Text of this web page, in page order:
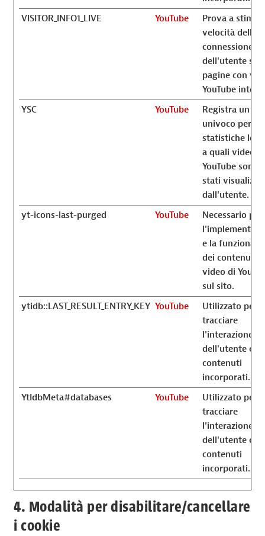
VISITOR_INFO1_LIVE
YouTube
Prova a
velocità della
connessione
dell'utente su
pagine con
YouTube
YSC
YouTube
Registra un ID
univoco per
statistiche
a quali video
YouTube sono
stati
dall'utente.
yt-icons-last-purged
YouTube
Necessario per
e la
dei contenuti
video di
sul sito.
ytidb::LAST_RESULT_ENTRY_KEY YouTube
Utilizzato per
tracciare
l'interazione
dell'utente
contenuti
incorporati.
YtIdbMeta#databases
YouTube
Utilizzato per
tracciare
l'interazione
dell'utente
contenuti
incorporati.
4. Modalità per disabilitare/cancellare
i cookie